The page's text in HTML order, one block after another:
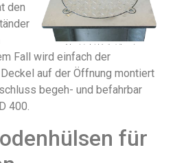
den
Fall wird einfach der
auf der Öffnung montiert
begeh- und befahrbar
400.
für